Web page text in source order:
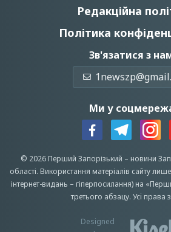
Редакційна
Політика
Зв'язатися з
Ми у
© 2026 Перший Запорізький – новини
області. Використання матеріалів сайту
інтернет-видань – гіперпосилання) на
третього абзацу. Усi права
Designed